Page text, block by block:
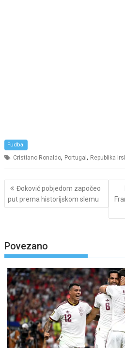
Fudbal
Cristiano Ronaldo, Portugal, Republika
Post
navigation
Đoković pobjedom započeo
put prema historijskom slemu
Povezano